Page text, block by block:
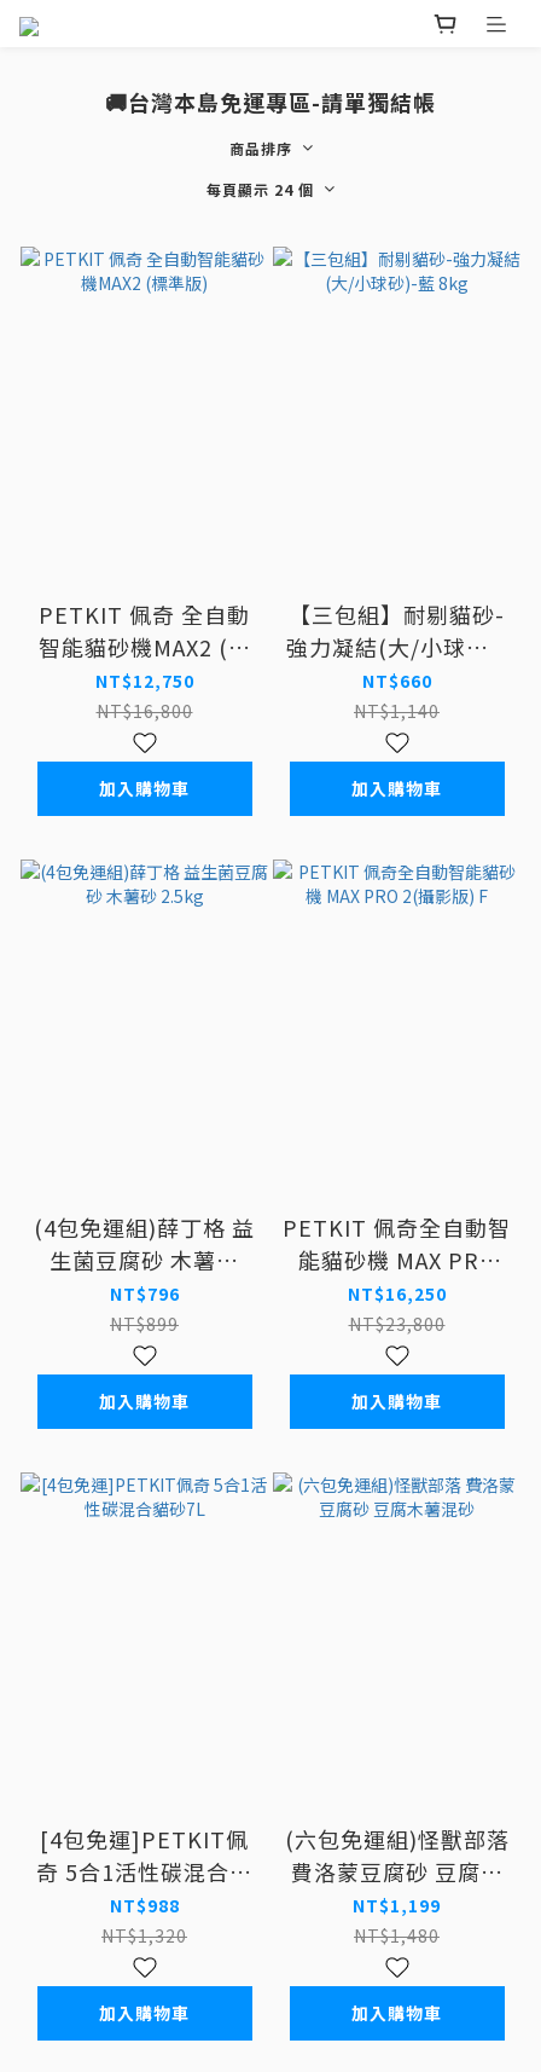
🚚台灣本島免運專區-請單獨結帳
商品排序
每頁顯示 24 個
PETKIT 佩奇 全自動
智能貓砂機MAX2 (標
準版)
NT$12,750
NT$16,800
加入購物車
【三包組】耐剔貓砂-
強力凝結(大/小球砂)-
藍 8kg
NT$660
NT$1,140
加入購物車
(4包免運組)薛丁格 益
生菌豆腐砂 木薯砂
2.5kg
NT$796
NT$899
加入購物車
PETKIT 佩奇全自動智
能貓砂機 MAX PRO
2(攝影版) F
NT$16,250
NT$23,800
加入購物車
[4包免運]PETKIT佩
奇 5合1活性碳混合貓
砂7L
NT$988
NT$1,320
加入購物車
(六包免運組)怪獸部落
費洛蒙豆腐砂 豆腐木
薯混砂
NT$1,199
NT$1,480
加入購物車